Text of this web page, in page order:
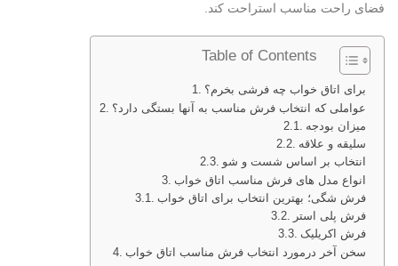
فضای راحت مناسب استراحت کند.
Table of Contents
برای اتاق خواب چه فرشی بخرم؟
عواملی که انتخاب فرش مناسب به آنها بستگی دارد؟
میزان بودجه
سلیقه و علاقه
انتخاب بر اساس شست و شو
انواع مدل های فرش مناسب اتاق خواب
فرش شگی؛ بهترین انتخاب برای اتاق خواب
فرش پلی استر
فرش اکریلیک
سخن آخر درمورد انتخاب فرش مناسب اتاق خواب